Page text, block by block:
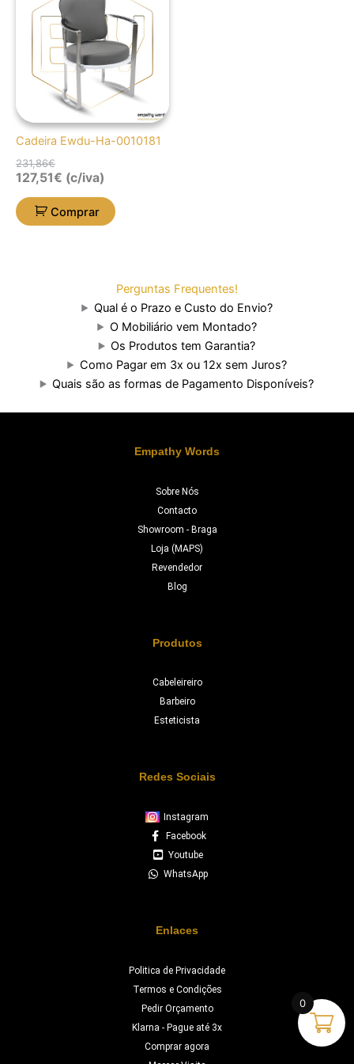
Cadeira Ewdu-Ha-0010181
231,86€
era:
231,86€.
é:
127,51€.
127,51€ (c/iva)
Comprar
Perguntas Frequentes!
Qual é o Prazo e Custo do Envio?
O Mobiliário vem Montado?
Os Produtos tem Garantia?
Como Pagar em 3x ou 12x sem Juros?
Quais são as formas de Pagamento Disponíveis?
Empathy Words
Sobre Nós
Contacto
Showroom - Braga
Loja (MAPS)
Revendedor
Blog
Produtos
Cabeleireiro
Barbeiro
Esteticista
Redes Sociais
Instagram
Facebook
Youtube
WhatsApp
Enlaces
Politica de Privacidade
Termos e Condições
Pedir Orçamento
Klarna - Pague até 3x
Comprar agora
0